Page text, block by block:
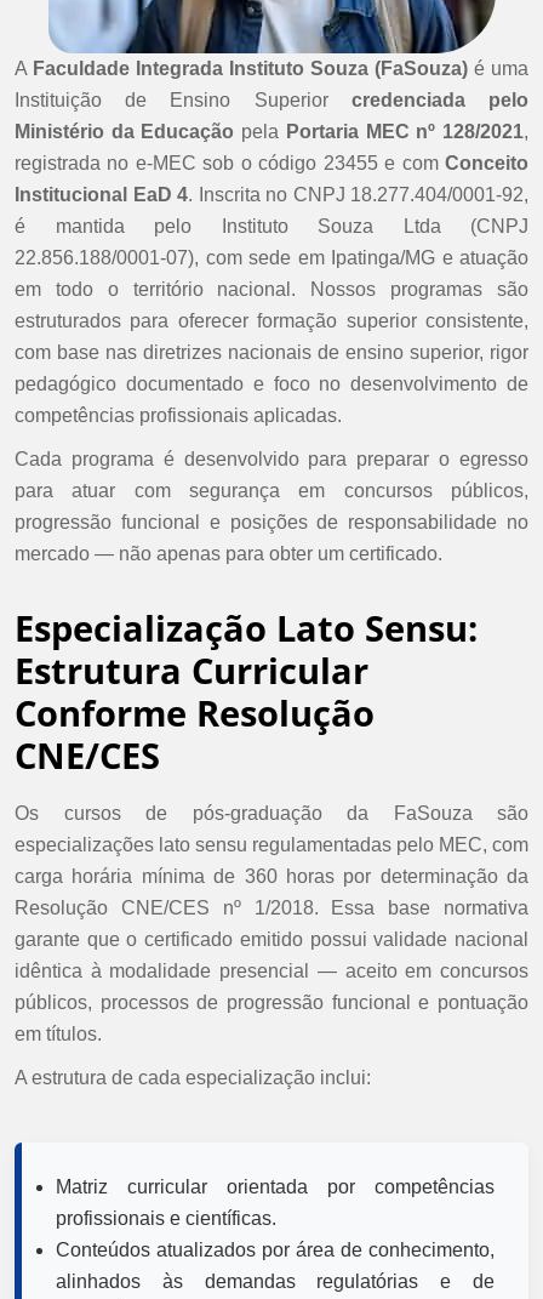
A Faculdade Integrada Instituto Souza (FaSouza) é uma
Instituição de Ensino Superior credenciada pelo
Ministério da Educação pela Portaria MEC nº 128/2021,
registrada no e-MEC sob o código 23455 e com Conceito
Institucional EaD 4. Inscrita no CNPJ 18.277.404/0001-92,
é mantida pelo Instituto Souza Ltda (CNPJ
22.856.188/0001-07), com sede em Ipatinga/MG e atuação
em todo o território nacional. Nossos programas são
estruturados para oferecer formação superior consistente,
com base nas diretrizes nacionais de ensino superior, rigor
pedagógico documentado e foco no desenvolvimento de
competências profissionais aplicadas.
Cada programa é desenvolvido para preparar o egresso
para atuar com segurança em concursos públicos,
progressão funcional e posições de responsabilidade no
mercado — não apenas para obter um certificado.
Especialização Lato Sensu:
Estrutura Curricular
Conforme Resolução
CNE/CES
Os cursos de pós-graduação da FaSouza são
especializações lato sensu regulamentadas pelo MEC, com
carga horária mínima de 360 horas por determinação da
Resolução CNE/CES nº 1/2018. Essa base normativa
garante que o certificado emitido possui validade nacional
idêntica à modalidade presencial — aceito em concursos
públicos, processos de progressão funcional e pontuação
em títulos.
A estrutura de cada especialização inclui:
Matriz curricular orientada por competências
profissionais e científicas.
Conteúdos atualizados por área de conhecimento,
alinhados às demandas regulatórias e de